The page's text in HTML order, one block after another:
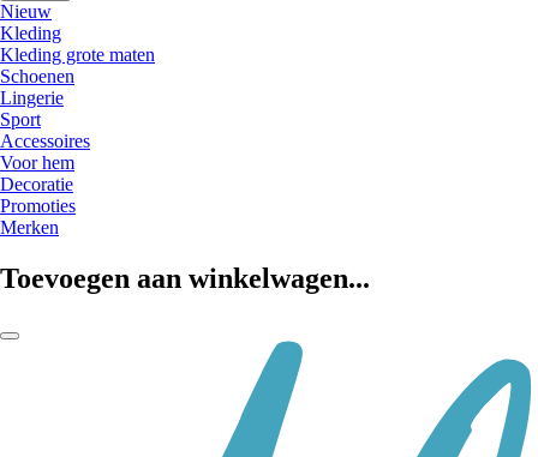
Nieuw
Kleding
Kleding grote maten
Schoenen
Lingerie
Sport
Accessoires
Voor hem
Decoratie
Promoties
Merken
Toevoegen aan winkelwagen...